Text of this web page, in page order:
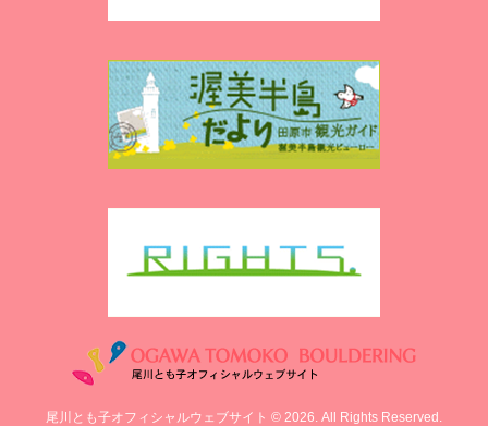
尾川とも子オフィシャルウェブサイト © 2026. All Rights Reserved.